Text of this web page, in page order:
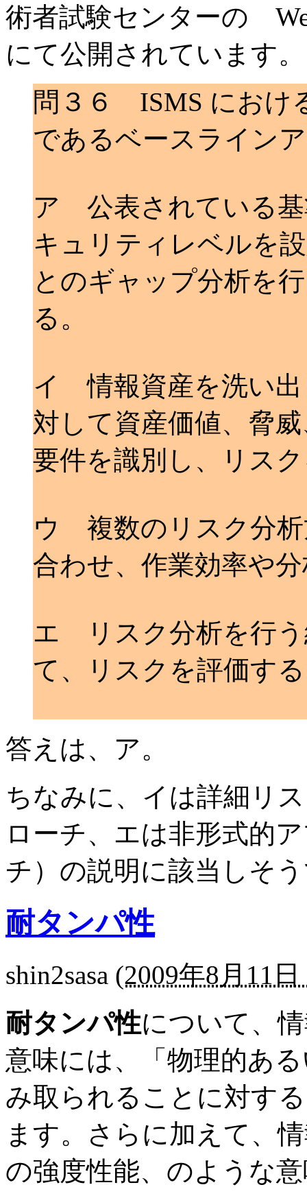
術者試験センターの
にて公開されています。
問３６ ISMS におけ
であるベースライン
ア 公表されている基
キュリティレベルを
とのギャップ分析を
る。
イ 情報資産を洗い出
対して資産価値、脅
要件を識別し、リス
ウ 複数のリスク分析
合わせ、作業効率や
エ リスク分析を行う
て、リスクを評価す
答えは、ア。
ちなみに、イは詳細リ
ローチ、エは非形式的
チ）の説明に該当しそ
耐タンパ性
shin2sasa (2009年8月11日
耐タンパ性について、
意味には、「物理的あ
み取られることに対す
ます。さらに加えて、
の強度性能、のような